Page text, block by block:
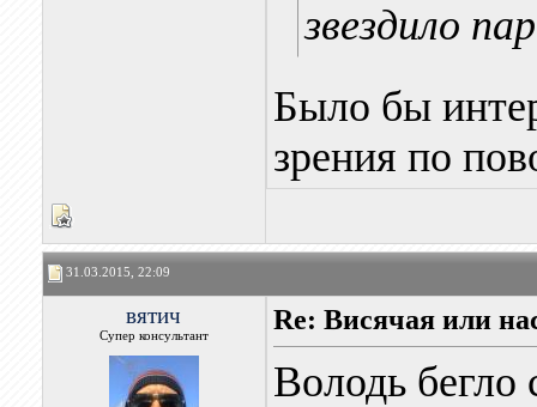
звездило
Было бы
зрения по
31.03.2015, 22:09
вятич
Супер консультант
Re: Висячая или
Володь бегло